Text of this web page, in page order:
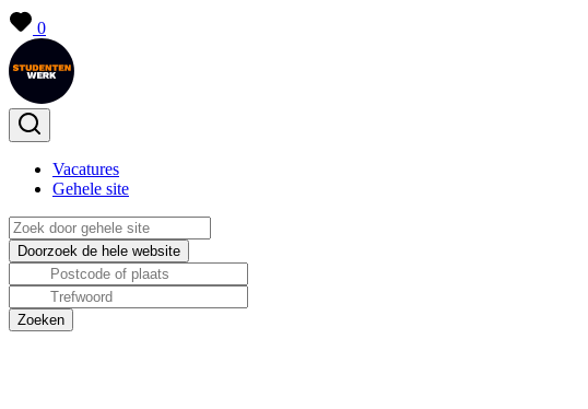
0
Vacatures
Gehele site